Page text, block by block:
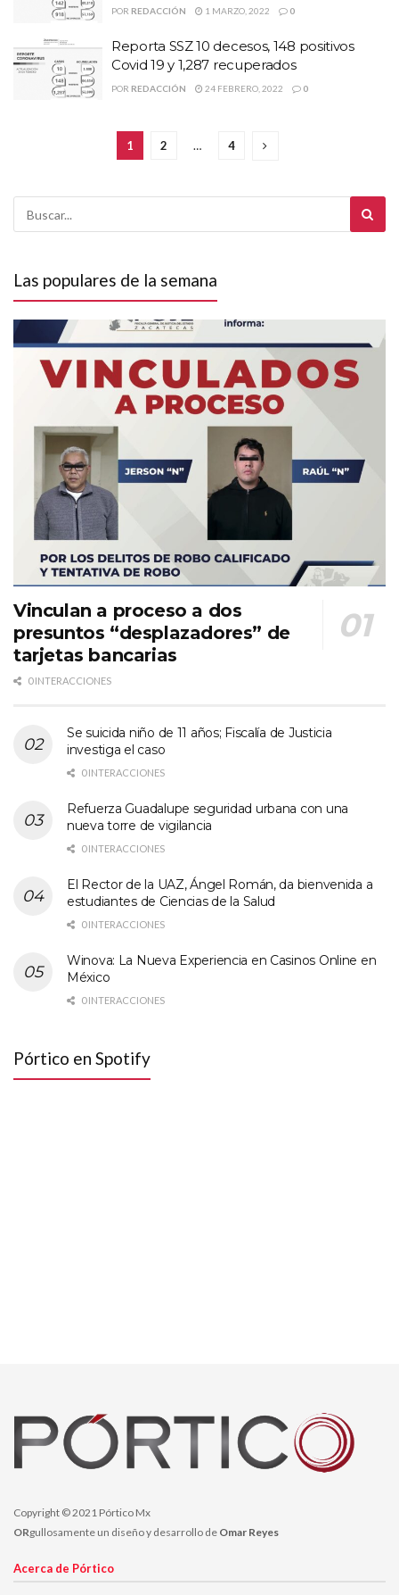
POR REDACCIÓN 1 MARZO, 2022 0
Reporta SSZ 10 decesos, 148 positivos
Covid 19 y 1,287 recuperados
POR REDACCIÓN 24 FEBRERO, 2022 0
1 2 … 4
Las populares de la semana
Vinculan a proceso a dos
presuntos “desplazadores” de
tarjetas bancarias
0 INTERACCIONES
Se suicida niño de 11 años; Fiscalía de Justicia
investiga el caso
0 INTERACCIONES
Refuerza Guadalupe seguridad urbana con una
nueva torre de vigilancia
0 INTERACCIONES
El Rector de la UAZ, Ángel Román, da bienvenida a
estudiantes de Ciencias de la Salud
0 INTERACCIONES
Winova: La Nueva Experiencia en Casinos Online en
México
0 INTERACCIONES
Pórtico en Spotify
Copyright © 2021 Pórtico Mx
ORgullosamente un diseño y desarrollo de Omar Reyes
Acerca de Pórtico